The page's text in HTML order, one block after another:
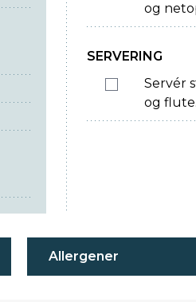
og
SERVERING
Servér
og flute.
Allergener